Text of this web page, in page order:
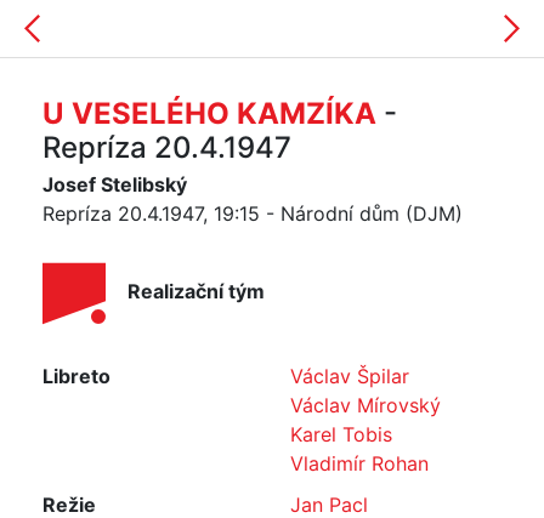
U VESELÉHO KAMZÍKA -
Repríza 20.4.1947
Josef Stelibský
Repríza 20.4.1947, 19:15 - Národní dům (DJM)
Realizační tým
Libreto
Václav Špilar
Václav Mírovský
Karel Tobis
Vladimír Rohan
Režie
Jan Pacl